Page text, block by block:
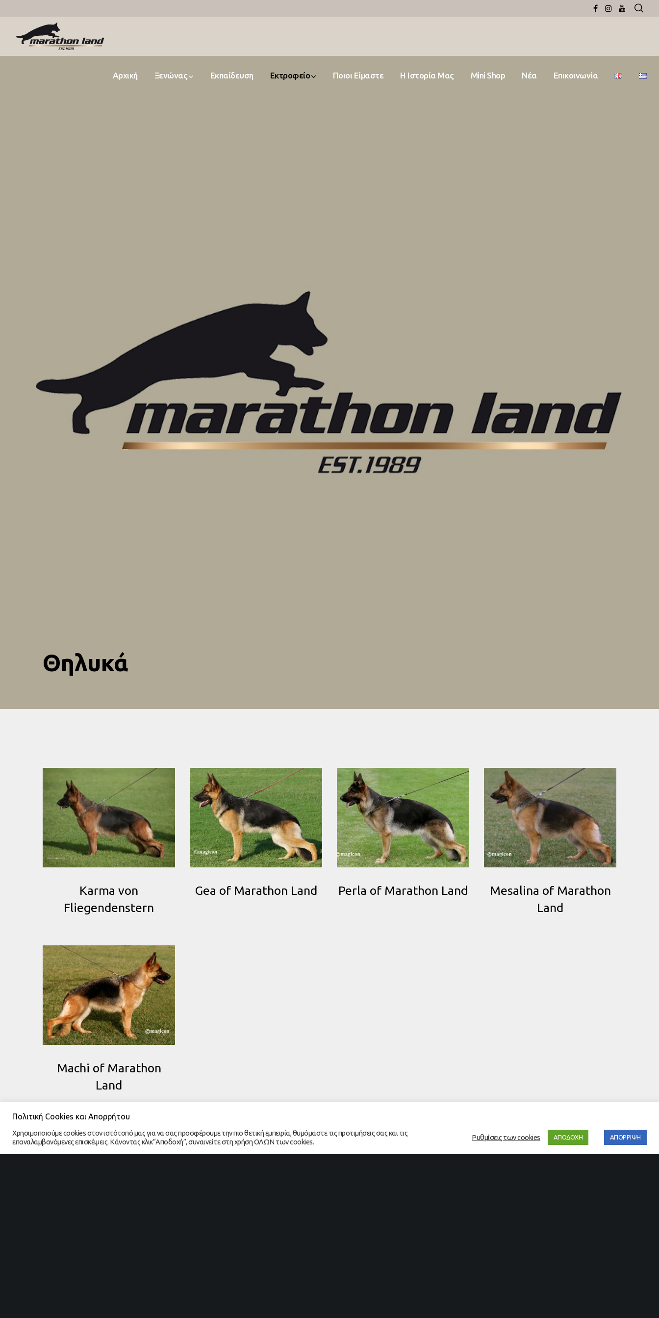
Αρχική Ξενώνας Εκπαίδευση Εκτροφείο Ποιοι Είμαστε Η Ιστορία Μας Mini Shop Νέα Επικοινωνία
Θηλυκά
Karma von
Fliegendenstern
Gea of Marathon Land Perla of Marathon Land
Mesalina of Marathon
Land
Machi of Marathon
Land
1 2
Πολιτική Cookies και Απορρήτου
Χρησιμοποιούμε cookies στον ιστότοπό μας για να σας προσφέρουμε την πιο θετική εμπειρία, θυμόμαστε τις προτιμήσεις σας και τις
επαναλαμβανόμενες επισκέψεις. Κάνοντας κλικ“Αποδοχή”, συναινείτε στη χρήση ΟΛΩΝ των cookies.
Ρυθμίσεις των cookies ΑΠΟΔΟΧΗ ΑΠΟΡΡΙΨΗ